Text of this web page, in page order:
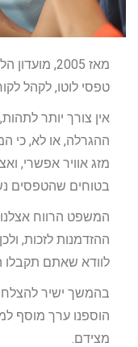
מאז 2005,
טפסי לוטו, לקהל
אין צורך יותר
ההגרלה, או לא, כי
מזג אוויר אפשרי,
בטוחים שהטפסים
המשפט הרווח
ההזדמנות לזכות,
לוודא שאתם תקבלו
בהמשך ישיר
הוספנו ערך מוסף
מצידם.